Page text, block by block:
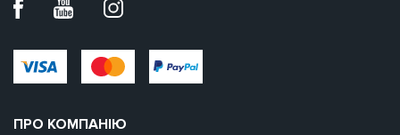
ПРО КОМПАНІЮ